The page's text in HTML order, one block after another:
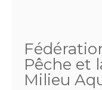
Pêche et
Milieu